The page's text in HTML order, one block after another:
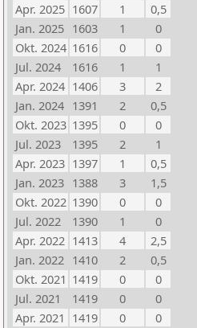
Apr. 2025 1607 1
0,5
Jan. 2025 1603 1
0
Okt. 2024 1616 0
0
Jul. 2024
1616 1
1
Apr. 2024 1406 3
2
Jan. 2024 1391 2
0,5
Okt. 2023 1395 0
0
Jul. 2023
1395 2
1
Apr. 2023 1397 1
0,5
Jan. 2023 1388 3
1,5
Okt. 2022 1390 0
0
Jul. 2022
1390 1
0
Apr. 2022 1413 4
2,5
Jan. 2022 1410 2
0,5
Okt. 2021 1419 0
0
Jul. 2021
1419 0
0
Apr. 2021 1419 0
0